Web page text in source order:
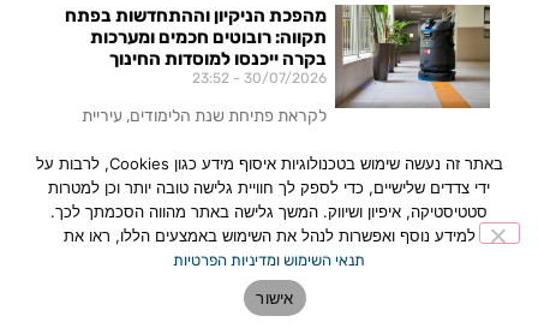
מהפכת הניקיון וההתחדשות בפתח
תקווה: רובוטים חכמים ומערכות
בקרה ייכנסו למוסדות החינוך
30/07/2026
לקראת פתיחת שנת הלימודים, עיריית
נרחבות בכ-45 מוסדות חינוך ומשיקה
מהלך טכנולוגי וחינוכי יוצא דופן: הטמעת
רובוטים ייעודיים לניקוי כיתות,
לכתבה המלאה »
באתר זה נעשה שימוש בטכנולוגיות איסוף מידע כגון Cookies, לרבות על
ידי צדדים שלישיים, כדי לספק לך חוויית גלישה טובה יותר וכן למטרות
סטטיסטיקה, איפיון ושיווק. המשך גלישה באתר מהווה הסכמתך לכך.
למידע נוסף ואפשרות לנהל את השימוש באמצעים הללו, ראו את
תנאי השימוש ומדיניות הפרטיות
אישור